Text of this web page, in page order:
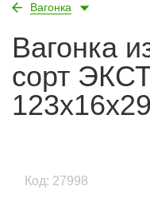
Вагонка
Вагонка
сорт
Код: 27998